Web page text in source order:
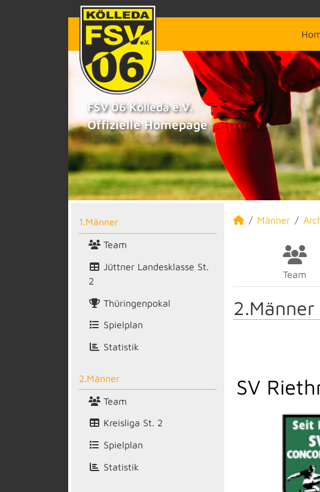
FSV 06 Kölleda e.V.
Offizielle Homepage
1.Männer
Team
Jüttner Landesklasse St.
2
Thüringenpokal
Spielplan
Statistik
2.Männer
Team
Kreisliga St. 2
Spielplan
Statistik
Männer
Team
2.Männer
SV